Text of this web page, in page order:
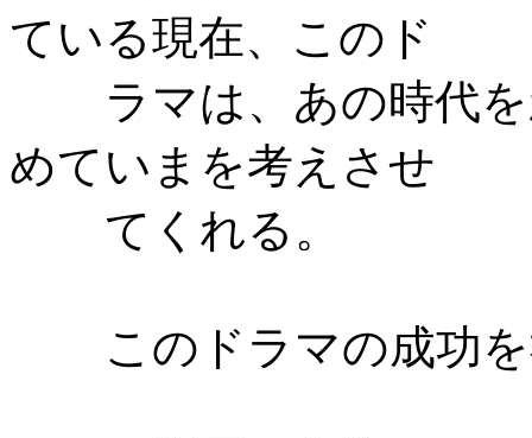
ている現在、このド
ラマは、あの時代
めていまを考えさせ
てくれる。
このドラマの成功